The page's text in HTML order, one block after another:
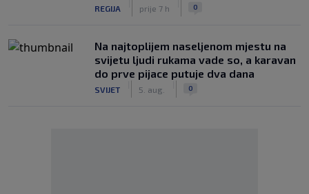
REGIJA prije 7 h 0
Na najtoplijem naseljenom mjestu na
svijetu ljudi rukama vade so, a karavan
do prve pijace putuje dva dana
SVIJET 5. aug. 0